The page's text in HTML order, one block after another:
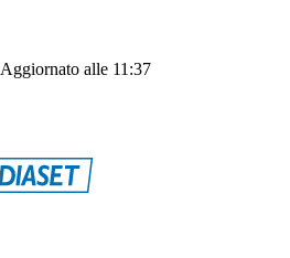
Aggiornato alle 11:37